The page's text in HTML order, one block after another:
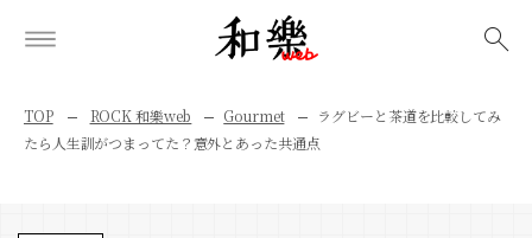
TOP ROCK 和樂web Gourmet
ラグビーと茶道を比較してみ
たら人生訓がつまってた？意外とあった共通点